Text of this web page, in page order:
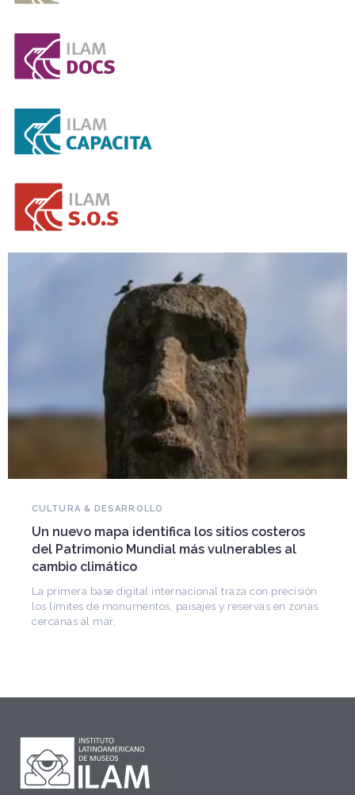
Falleció Ramón Gutiérrez, guardián del
patrimonio iberoamericano
Arquitecto, historiador e Investigador Superior del
CONICET, fundó el CEDODAL e impulsó los Seminarios
de Arquitectura Latinoamericana. Publicó más de